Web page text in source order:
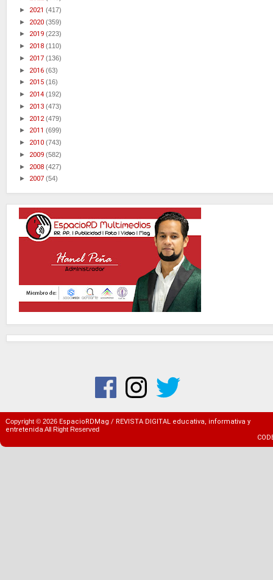
► 2021 (417)
► 2020 (359)
► 2019 (223)
► 2018 (110)
► 2017 (136)
► 2016 (63)
► 2015 (16)
► 2014 (192)
► 2013 (473)
► 2012(479)
► 2011 (699)
► 2010 (743)
► 2009 (582)
► 2008 (427)
► 2007 (54)
Copyright © 2026 EspacioRDMag / REVISTA DIGITAL educativa, informativa y
entretenidaAll Right Reserved